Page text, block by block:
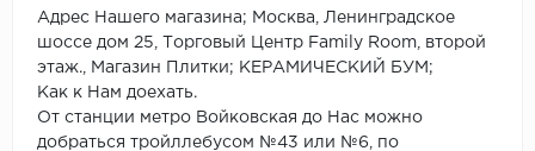
Адрес Нашего магазина; Москва, Ленинградское
шоссе дом 25, Торговый Центр Family Room, второй
этаж., Магазин Плитки; КЕРАМИЧЕСКИЙ БУМ;
Как к Нам доехать.
От станции метро Войковская до Нас можно
добраться тройллебусом №43 или №6, по